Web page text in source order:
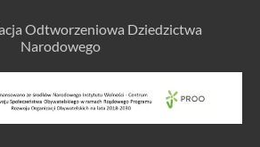
Odtworzeniowa Dziedzictwa
Narodowego